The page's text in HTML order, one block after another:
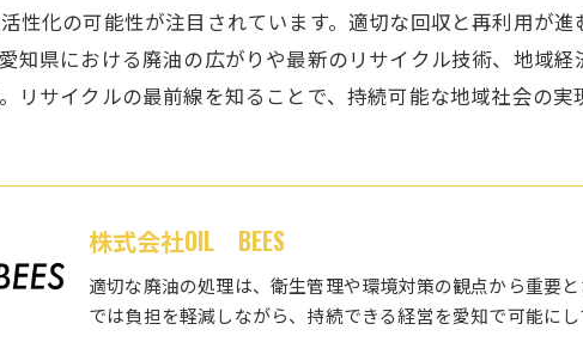
性化の可能性が注目されています。適切な回収と再利用が
知県における廃油の広がりや最新のリサイクル技術、地域
リサイクルの最前線を知ることで、持続可能な地域社会の
株式会社OIL BEES
適切な廃油の処理は、衛生管理や環境対策の観点から重要
では負担を軽減しながら、持続できる経営を愛知で可能にし